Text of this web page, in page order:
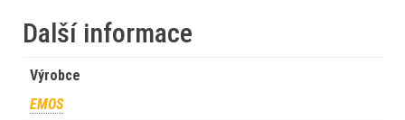
Další informace
Výrobce
EMOS